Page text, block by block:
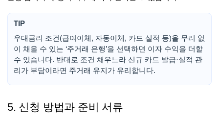
TIP
우대금리 조건(급여이체, 자동이체, 카드 실적 등)을 무리 없
이 채울 수 있는 ‘주거래 은행’을 선택하면 이자 수익을 더할
수 있습니다. 반대로 조건 채우느라 신규 카드 발급·실적 관
리가 부담이라면 주거래 유지가 유리합니다.
5. 신청 방법과 준비 서류